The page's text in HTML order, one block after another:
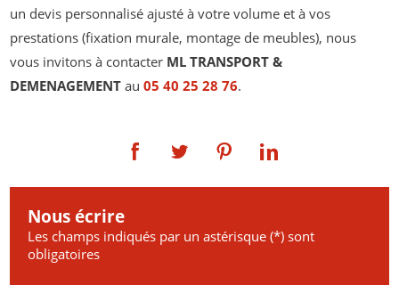
un devis personnalisé ajusté à votre volume et à vos
prestations (fixation murale, montage de meubles), nous
vous invitons à contacter ML TRANSPORT &
DEMENAGEMENT au05 40 25 28 76.
Nous écrire
Les champs indiqués par un astérisque (*) sont
obligatoires